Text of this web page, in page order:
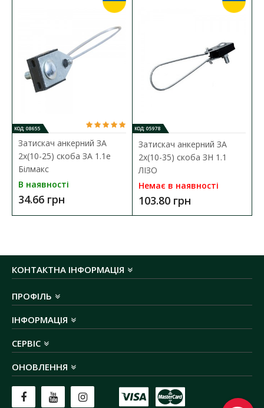
2,935 кг
КОД: 08655
Затискач анкерний ЗА
2х(10-25) скоба ЗА 1.1е
Білмакс
В наявності
34.66 грн
КОД: 05978
Затискач анкерний ЗА
2х(10-35) скоба ЗН 1.1
ЛІЗО
Немає в наявності
103.80 грн
КОНТАКТНА ІНФОРМАЦІЯ
ПРОФІЛЬ
ІНФОРМАЦІЯ
СЕРВІС
ОНОВЛЕННЯ